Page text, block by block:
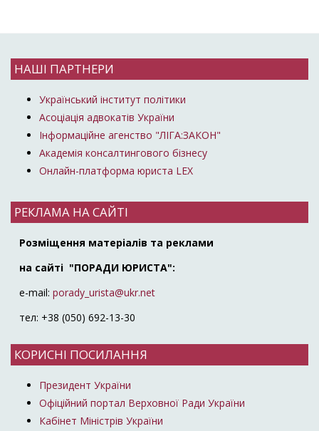
НАШІ ПАРТНЕРИ
Український інститут політики
Асоціація адвокатів України
Інформаційне агенство "ЛІГА:ЗАКОН"
Академія консалтингового бізнесу
Онлайн-платформа юриста LEX
РЕКЛАМА НА САЙТІ
Розміщення матеріалів та реклами
на сайті "ПОРАДИ ЮРИСТА":
e-mail: porady_urista@ukr.net
тел: +38 (050) 692-13-30
КОРИСНІ ПОСИЛАННЯ
Президент України
Офіційний портал Верховної Ради України
Кабінет Міністрів України